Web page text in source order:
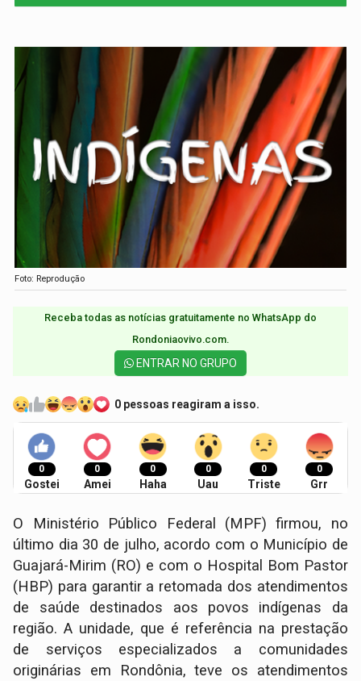
Foto: Reprodução
Receba todas as notícias gratuitamente no WhatsApp do
Rondoniaovivo.com.​
ENTRAR NO GRUPO
0 pessoas reagiram a isso.
0
Gostei
0
Amei
0
Haha
0
Uau
0
Triste
0
Grr
O Ministério Público Federal (MPF) firmou, no
último dia 30 de julho, acordo com o Município de
Guajará-Mirim (RO) e com o Hospital Bom Pastor
(HBP) para garantir a retomada dos atendimentos
de saúde destinados aos povos indígenas da
região. A unidade, que é referência na prestação
de serviços especializados a comunidades
originárias em Rondônia, teve os atendimentos